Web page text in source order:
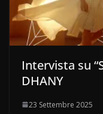
Intervista su
DHANY
23 Settembre 2025